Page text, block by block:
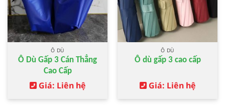
Ô DÙ
Ô Dù Gấp 3 Cán Thẳng
Cao Cấp
Giá: Liên hệ
Ô DÙ
Ô dù gấp 3 cao cấp
Giá: Liên hệ